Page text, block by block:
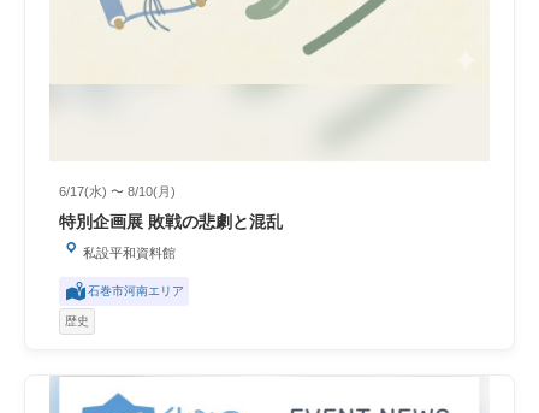
6/17(水) 〜 8/10(月)
特別企画展 敗戦の悲劇と混乱
私設平和資料館
石巻市河南エリア
歴史